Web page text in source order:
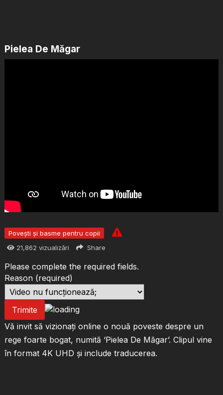
Pielea De Măgar
Povești și basme pentru copii
21,862 vizualizări Share
Please complete the required fields.
Reason (required)
Trimite
Vă invit să vizionați online o nouă poveste despre un
rege foarte bogat, numită ‘Pielea De Măgar’. Clipul vine
în format 4K UHD și include traducerea.